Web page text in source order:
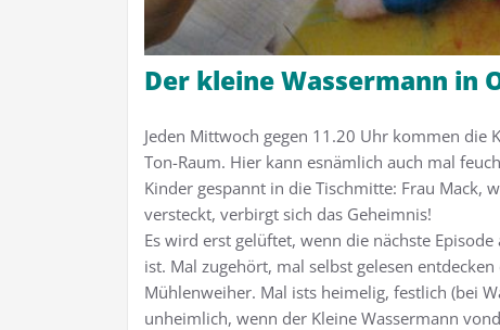
Der kleine Wassermann in
Jeden Mittwoch gegen 11.20 Uhr kommen die
Ton-Raum. Hier kann esnämlich auch mal
Kinder gespannt in die Tischmitte: Frau Mack,
versteckt, verbirgt sich das Geheimnis!
Es wird erst gelüftet, wenn die nächste
ist. Mal zugehört, mal selbst gelesen
Mühlenweiher. Mal ists heimelig, festlich (bei
unheimlich, wenn der Kleine Wassermann